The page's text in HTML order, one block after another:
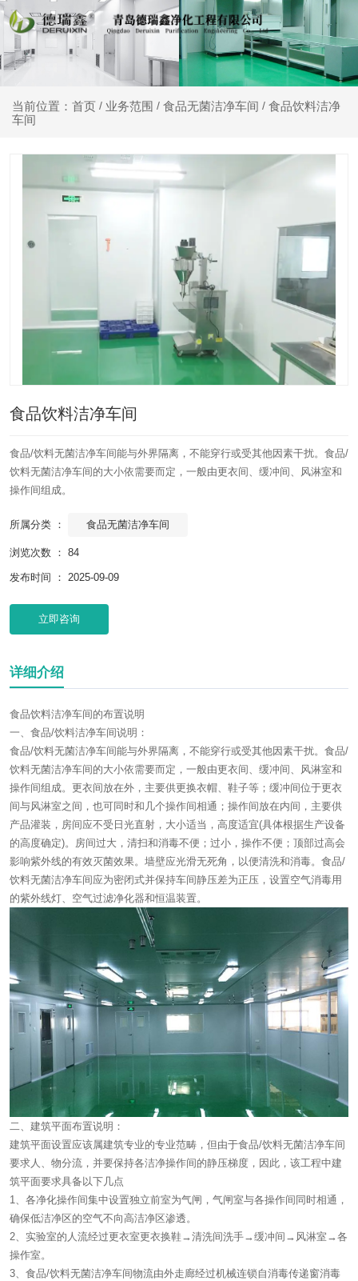
当前位置：首页 / 业务范围 / 食品无菌洁净车间 / 食品饮料洁净
车间
食品饮料洁净车间
食品/饮料无菌洁净车间能与外界隔离，不能穿行或受其他因素干扰。食品/
饮料无菌洁净车间的大小依需要而定，一般由更衣间、缓冲间、风淋室和
操作间组成。
所属分类 ： 食品无菌洁净车间
浏览次数 ： 84
发布时间 ： 2025-09-09
立即咨询
详细介绍
食品饮料洁净车间的布置说明
一、食品/饮料洁净车间说明：
食品/饮料无菌洁净车间能与外界隔离，不能穿行或受其他因素干扰。食品/
饮料无菌洁净车间的大小依需要而定，一般由更衣间、缓冲间、风淋室和
操作间组成。更衣间放在外，主要供更换衣帽、鞋子等；缓冲间位于更衣
间与风淋室之间，也可同时和几个操作间相通；操作间放在内间，主要供
产品灌装，房间应不受日光直射，大小适当，高度适宜(具体根据生产设备
的高度确定)。房间过大，清扫和消毒不便；过小，操作不便；顶部过高会
影响紫外线的有效灭菌效果。墙壁应光滑无死角，以便清洗和消毒。食品/
饮料无菌洁净车间应为密闭式并保持车间静压差为正压，设置空气消毒用
的紫外线灯、空气过滤净化器和恒温装置。
二、建筑平面布置说明：
建筑平面设置应该属建筑专业的专业范畴，但由于食品/饮料无菌洁净车间
要求人、物分流，并要保持各洁净操作间的静压梯度，因此，该工程中建
筑平面要求具备以下几点
1、各净化操作间集中设置独立前室为气闸，气闸室与各操作间同时相通，
确保低洁净区的空气不向高洁净区渗透。
2、实验室的人流经过更衣室更衣换鞋→清洗间洗手→缓冲间→风淋室→各
操作室。
3、食品/饮料无菌洁净车间物流由外走廊经过机械连锁自消毒传递窗消毒